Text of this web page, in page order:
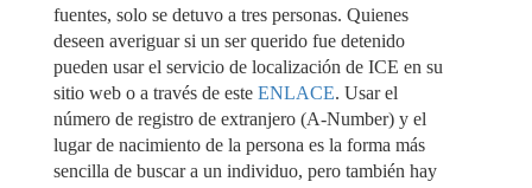
fuentes, solo se detuvo a tres personas. Quienes
deseen averiguar si un ser querido fue detenido
pueden usar el servicio de localización de ICE en su
sitio web o a través de este ENLACE. Usar el
número de registro de extranjero (A-Number) y el
lugar de nacimiento de la persona es la forma más
sencilla de buscar a un individuo, pero también hay